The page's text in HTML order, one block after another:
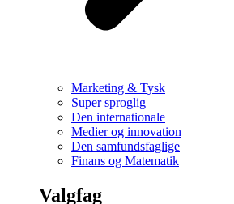
Marketing & Tysk
Super sproglig
Den internationale
Medier og innovation
Den samfundsfaglige
Finans og Matematik
Valgfag